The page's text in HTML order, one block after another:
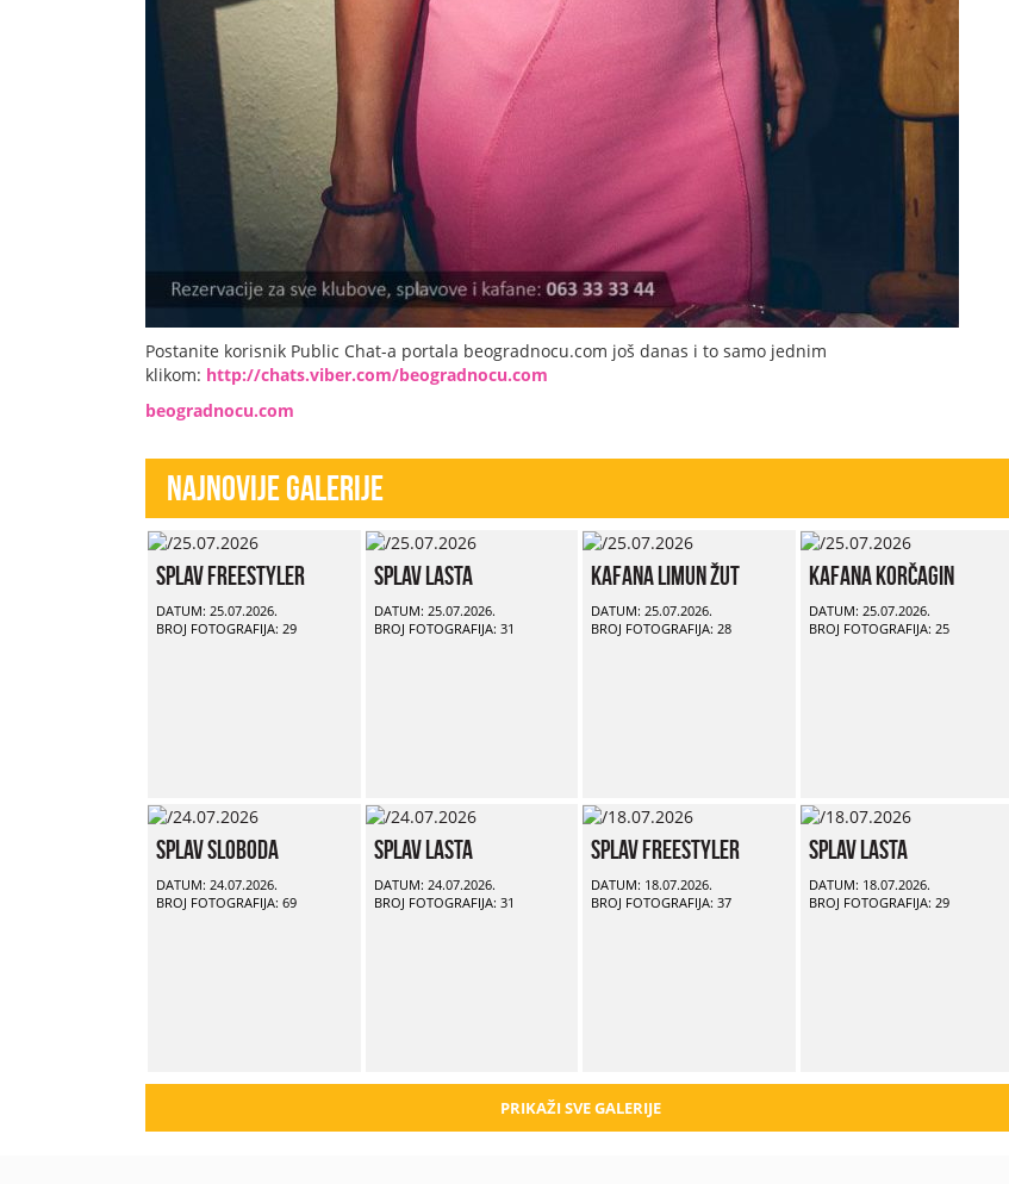
Postanite korisnik Public Chat-a portala beogradnocu.com još danas i to samo jednim
klikom: http://chats.viber.com/beogradnocu.com
beogradnocu.com
Najnovije Galerije
Splav Freestyler
DATUM: 25.07.2026.
BROJ FOTOGRAFIJA: 29
Splav Lasta
DATUM: 25.07.2026.
BROJ FOTOGRAFIJA: 31
Kafana Limun Žut
DATUM: 25.07.2026.
BROJ FOTOGRAFIJA: 28
Kafana Korčagin
DATUM: 25.07.2026.
BROJ FOTOGRAFIJA: 25
Splav Sloboda
DATUM: 24.07.2026.
BROJ FOTOGRAFIJA: 69
Splav Lasta
DATUM: 24.07.2026.
BROJ FOTOGRAFIJA: 31
Splav Freestyler
DATUM: 18.07.2026.
BROJ FOTOGRAFIJA: 37
Splav Lasta
DATUM: 18.07.2026.
BROJ FOTOGRAFIJA: 29
PRIKAŽI SVE GALERIJE